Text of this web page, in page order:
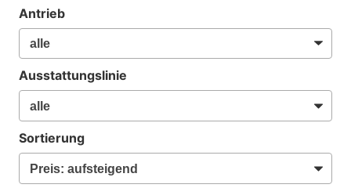
Antrieb
Ausstattungslinie
Sortierung